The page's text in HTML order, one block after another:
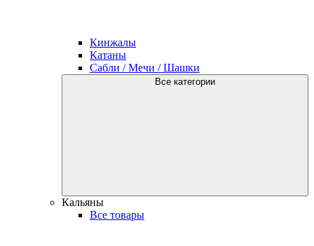
Кинжалы
Катаны
Сабли / Мечи / Шашки
Все категории
Кальяны
Все товары